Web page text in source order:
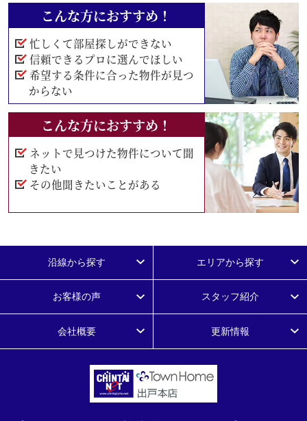
こんな方におすすめ！
忙しくて部屋探しができない
信頼できるプロに選んでほしい
希望する条件に合った物件が見つ
からない
こんな方におすすめ！
ネットで見つけた物件について聞
きたい
その他聞きたいことがある
沿線から探す エリアから探す
お客様の声 スタッフ紹介
会社概要 更新情報